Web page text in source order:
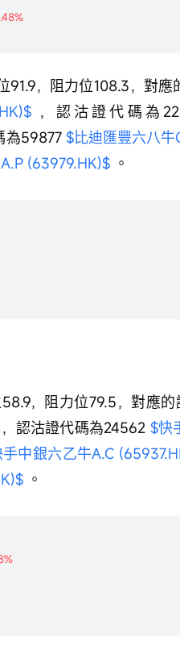
91.9，阻力位108.3，對
，認沽證代碼為
為59877 $比迪匯豐六八牛
(63979.HK)$ 。
，阻力位79.5，對應
，認沽證代碼為24562 $快
中銀六乙牛A.C
。